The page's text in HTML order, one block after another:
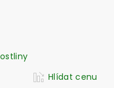
Hlídat cenu